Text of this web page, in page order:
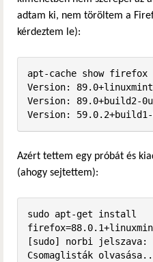
adtam ki, nem töröltem a
kérdeztem le):
apt-cache show
Version:
Version: 89.0+build2-
Version: 59.0.2+build1-
Azért tettem egy próbát és
(ahogy sejtettem):
sudo apt-get install
[sudo] norbi
Csomaglisták